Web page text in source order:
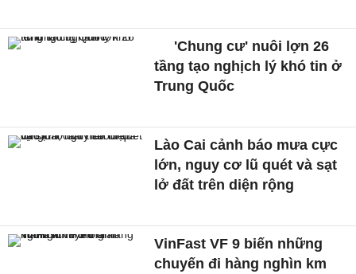
'Chung cư' nuôi lợn 26
tầng tạo nghịch lý khó tin ở
Trung Quốc
Lào Cai cảnh báo mưa cực
lớn, nguy cơ lũ quét và sạt
lở đất trên diện rộng
VinFast VF 9 biến những
chuyến đi hàng nghìn km